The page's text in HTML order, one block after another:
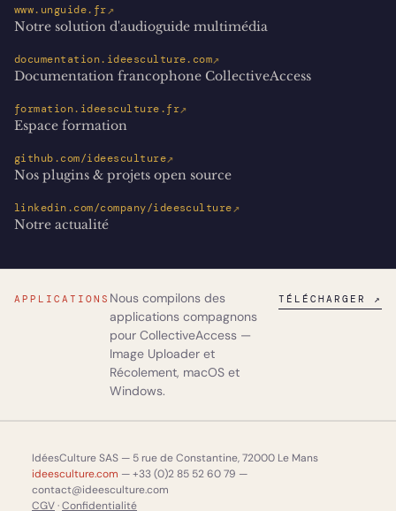
www.unguide.fr↗
Notre solution d'audioguide multimédia
documentation.ideesculture.com↗
Documentation francophone CollectiveAccess
formation.ideesculture.fr↗
Espace formation
github.com/ideesculture↗
Nos plugins & projets open source
linkedin.com/company/ideesculture↗
Notre actualité
APPLICATIONS Nous compilons des
applications compagnons
pour CollectiveAccess —
Image Uploaderet
Récolement, macOS et
Windows.
TÉLÉCHARGER ↗
IdéesCulture SAS — 5 rue de Constantine, 72000 Le Mans
ideesculture.com — +33 (0)2 85 52 60 79 —
contact@ideesculture.com
CGV·Confidentialité